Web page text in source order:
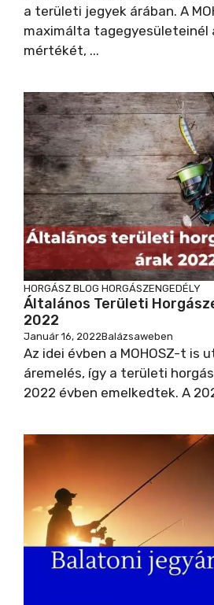
a területi jegyek árában. A
maximálta tagegyesületeinél
mértékét, ...
HORGÁSZ BLOG HORGÁSZENGEDÉLY
Általános Területi
2022
Január 16, 2022Balázsaweben
Az idei évben a MOHOSZ-t is
áremelés, így a területi
2022 évben emelkedtek. A